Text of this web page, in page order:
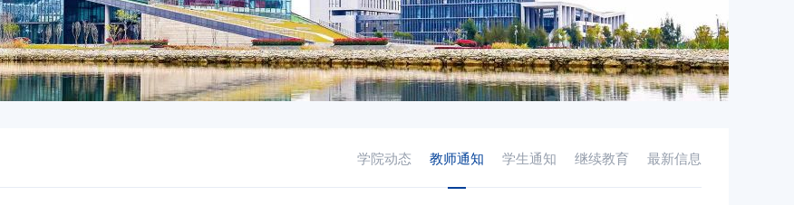
学院动态 教师通知 学生通知 继续教育 最新信息